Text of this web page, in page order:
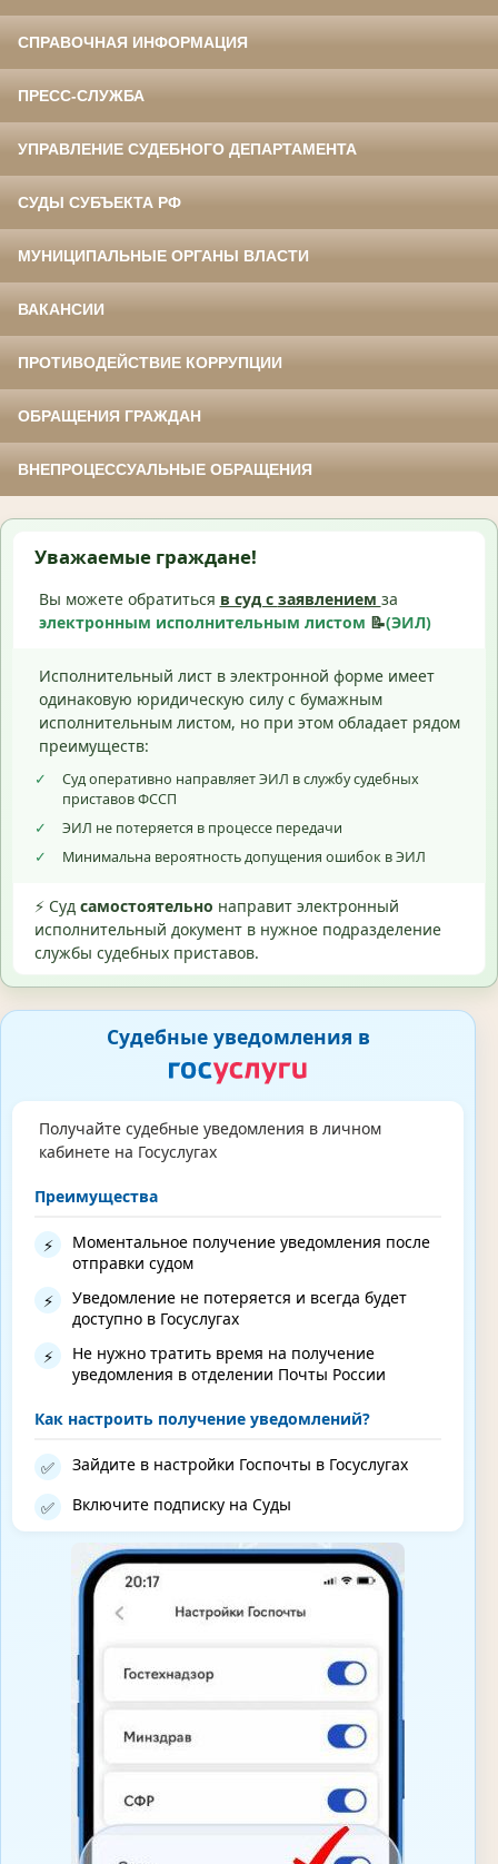
СПРАВОЧНАЯ ИНФОРМАЦИЯ
ПРЕСС-СЛУЖБА
УПРАВЛЕНИЕ СУДЕБНОГО ДЕПАРТАМЕНТА
СУДЫ СУБЪЕКТА РФ
МУНИЦИПАЛЬНЫЕ ОРГАНЫ ВЛАСТИ
ВАКАНСИИ
ПРОТИВОДЕЙСТВИЕ КОРРУПЦИИ
ОБРАЩЕНИЯ ГРАЖДАН
ВНЕПРОЦЕССУАЛЬНЫЕ ОБРАЩЕНИЯ
Уважаемые граждане!
Вы можете обратиться в суд с заявлением за
электронным исполнительным листом 📝(ЭИЛ)
Исполнительный лист в электронной форме имеет
одинаковую юридическую силу с бумажным
исполнительным листом, но при этом обладает рядом
преимуществ:
✓
Суд оперативно направляет ЭИЛ в службу судебных
приставов ФССП
✓
ЭИЛ не потеряется в процессе передачи
✓
Минимальна вероятность допущения ошибок в ЭИЛ
⚡ Суд самостоятельно направит электронный
исполнительный документ в нужное подразделение
службы судебных приставов.
Судебные уведомления в
Получайте судебные уведомления в личном
кабинете на Госуслугах
Преимущества
⚡
Моментальное получение уведомления после
отправки судом
⚡
Уведомление не потеряется и всегда будет
доступно в Госуслугах
⚡
Не нужно тратить время на получение
уведомления в отделении Почты России
Как настроить получение уведомлений?
✅ Зайдите в настройки Госпочты в Госуслугах
✅ Включите подписку на Суды